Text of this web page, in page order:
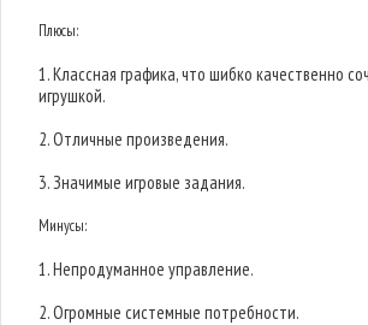
Плюсы:
1. Классная графика, что шибко качественно
игрушкой.
2. Отличные произведения.
3. Значимые игровые задания.
Минусы:
1. Непродуманное управление.
2. Огромные системные потребности.